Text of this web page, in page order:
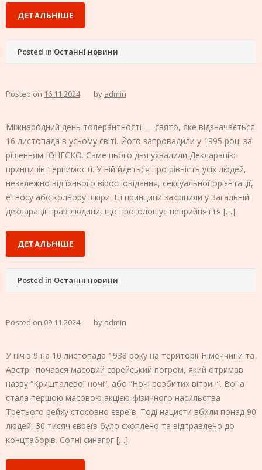
ДЕТАЛЬНІШЕ
Posted in Останні новини
Posted on 16.11.2024 by admin
Міжнаро́дний день толера́нтності — свято, яке відзначається
16 листопада в усьому світі. Його запровадили у 1995 році за
рішенням ЮНЕСКО. Саме цього дня ухвалили Декларацію
принципів терпимості. У ній йдеться про рівність усіх людей,
незалежно від їхнього віросповідання, сексуальної орієнтації,
етносу або кольору шкіри. Ці принципи закріпили у Загальній
декларації прав людини, що проголошує неприйняття […]
ДЕТАЛЬНІШЕ
Posted in Останні новини
Posted on 09.11.2024 by admin
У ніч з 9 на 10 листопада 1938 року на території Німеччини та
Австрії почався масовий єврейський погром, який отримав
назву “Кришталевої ночі”, або “Ночі розбитих вітрин”. Вона
стала першою масовою акцією фізичного насильства
Третього рейху стосовно євреїв. Тоді нацисти вбили понад 90
людей, 30 тисяч євреїв було схоплено та відправлено до
концтаборів. Сотні синагог […]